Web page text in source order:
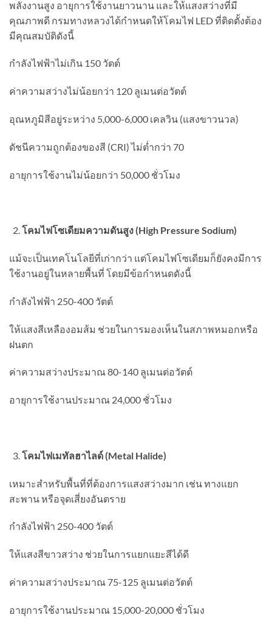
พลังงานสูง อายุการใช้งานยาวนาน และให้แสงสว่างที่มี
คุณภาพดี กรมทางหลวงได้กำหนดให้โคมไฟ LED ที่ติดตั้งต้อง
มีคุณสมบัติดังนี้
กำลังไฟฟ้าไม่เกิน 150 วัตต์
ค่าความสว่างไม่น้อยกว่า 120 ลูเมนต่อวัตต์
อุณหภูมิสีอยู่ระหว่าง 5,000-6,000 เคลวิน (แสงขาวนวล)
ดัชนีความถูกต้องของสี (CRI) ไม่ต่ำกว่า 70
อายุการใช้งานไม่น้อยกว่า 50,000 ชั่วโมง
โคมไฟโซเดียมความดันสูง (High Pressure Sodium)
แม้จะเป็นเทคโนโลยีที่เก่ากว่า แต่โคมไฟโซเดียมก็ยังคงมีการ
ใช้งานอยู่ในหลายพื้นที่ โดยมีข้อกำหนดดังนี้
กำลังไฟฟ้า 250-400 วัตต์
ให้แสงสีเหลืองอมส้ม ช่วยในการมองเห็นในสภาพหมอกหรือ
ฝนตก
ค่าความสว่างประมาณ 80-140 ลูเมนต่อวัตต์
อายุการใช้งานประมาณ 24,000 ชั่วโมง
โคมไฟเมทัลฮาไลด์ (Metal Halide)
เหมาะสำหรับพื้นที่ที่ต้องการแสงสว่างมาก เช่น ทางแยก
สะพาน หรือจุดเสี่ยงอันตราย
กำลังไฟฟ้า 250-400 วัตต์
ให้แสงสีขาวสว่าง ช่วยในการแยกแยะสีได้ดี
ค่าความสว่างประมาณ 75-125 ลูเมนต่อวัตต์
อายุการใช้งานประมาณ 15,000-20,000 ชั่วโมง